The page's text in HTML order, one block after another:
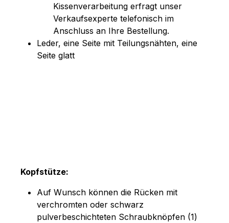
Kissenverarbeitung erfragt unser
Verkaufsexperte telefonisch im
Anschluss an Ihre Bestellung.
Leder, eine Seite mit Teilungsnähten, eine
Seite glatt
Kopfstütze:
Auf Wunsch können die Rücken mit
verchromten oder schwarz
pulverbeschichteten Schraubknöpfen (1)